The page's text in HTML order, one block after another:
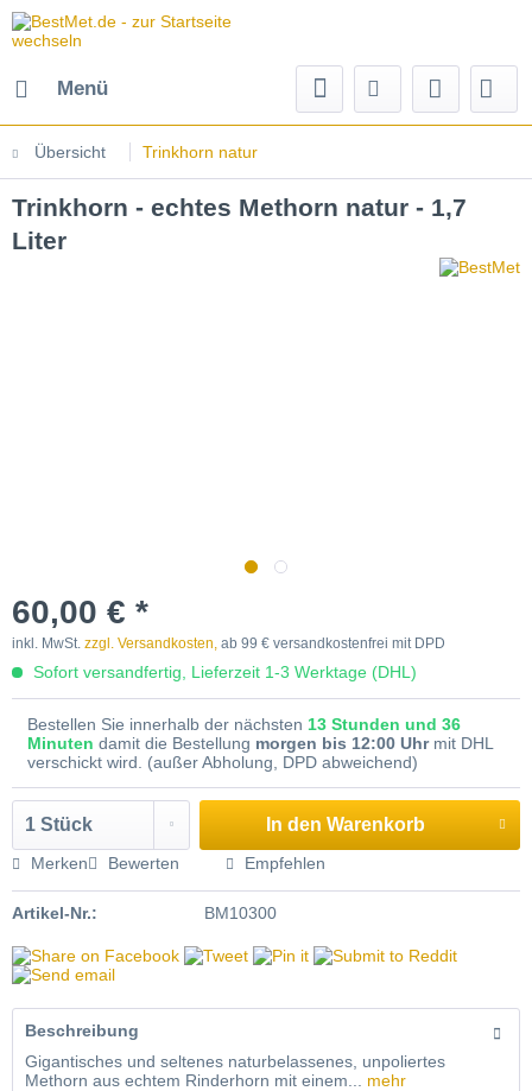
Menü
Übersicht Trinkhorn natur
Trinkhorn - echtes Methorn natur - 1,7
Liter
60,00 € *
inkl. MwSt. zzgl. Versandkosten, ab 99 € versandkostenfrei mit DPD
Sofort versandfertig, Lieferzeit 1-3 Werktage (DHL)
Bestellen Sie innerhalb der nächsten 13 Stunden und 36
Minuten damit die Bestellung morgen bis 12:00 Uhrmit DHL
verschickt wird. (außer Abholung, DPD abweichend)
In den Warenkorb
Merken Bewerten Empfehlen
Artikel-Nr.: BM10300
Beschreibung
Gigantisches und seltenes naturbelassenes, unpoliertes
Methorn aus echtem Rinderhorn mit einem...
mehr